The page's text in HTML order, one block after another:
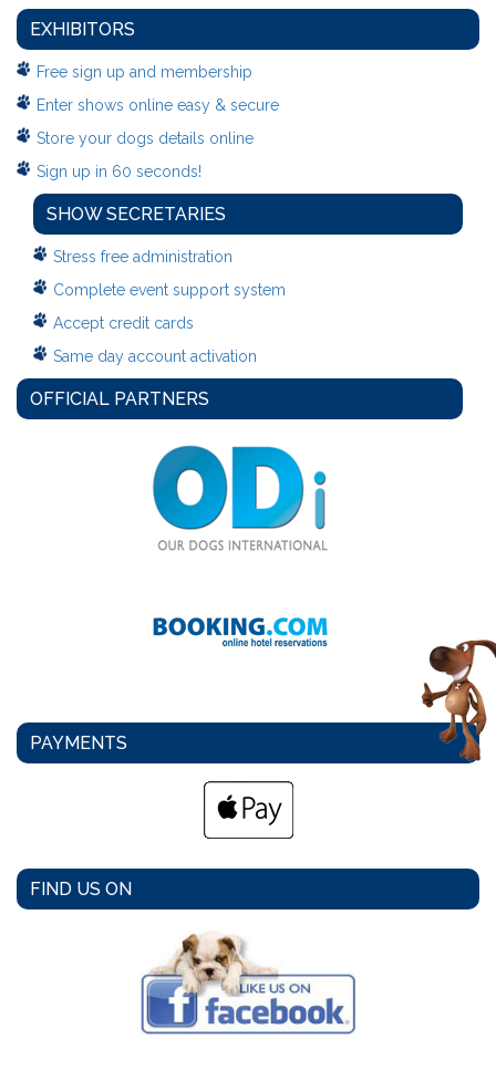
EXHIBITORS
Free sign up and membership
Enter shows online easy & secure
Store your dogs details online
Sign up in 60 seconds!
SHOW SECRETARIES
Stress free administration
Complete event support system
Accept credit cards
Same day account activation
OFFICIAL PARTNERS
PAYMENTS
FIND US ON